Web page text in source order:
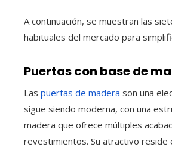
A continuación, se muestran las
habituales del mercado para
Puertas con base de
Las puertas de madera son una
sigue siendo moderna, con una
madera que ofrece múltiples
revestimientos. Su atractivo reside